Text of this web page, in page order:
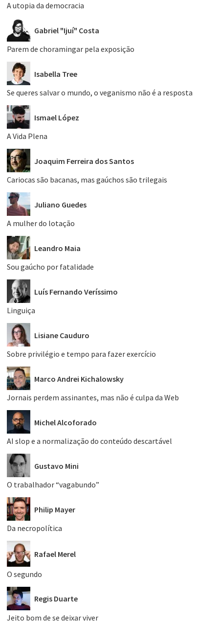
A utopia da democracia
Gabriel "Ijuí" Costa
Parem de choramingar pela exposição
Isabella Tree
Se queres salvar o mundo, o veganismo não é a resposta
Ismael López
A Vida Plena
Joaquim Ferreira dos Santos
Cariocas são bacanas, mas gaúchos são trilegais
Juliano Guedes
A mulher do lotação
Leandro Maia
Sou gaúcho por fatalidade
Luís Fernando Veríssimo
Linguiça
Lisiane Cauduro
Sobre privilégio e tempo para fazer exercício
Marco Andrei Kichalowsky
Jornais perdem assinantes, mas não é culpa da Web
Michel Alcoforado
AI slop e a normalização do conteúdo descartável
Gustavo Mini
O trabalhador “vagabundo”
Philip Mayer
Da necropolítica
Rafael Merel
O segundo
Regis Duarte
Jeito bom de se deixar viver